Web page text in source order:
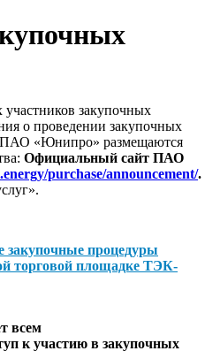
закупочных
о проведении закупочных
ПАО «Юнипро» размещаются
Официальный сайт ПАО
purchase/announcement/.
закупочные процедуры
торговой площадке ТЭК-
всем
к участию в закупочных